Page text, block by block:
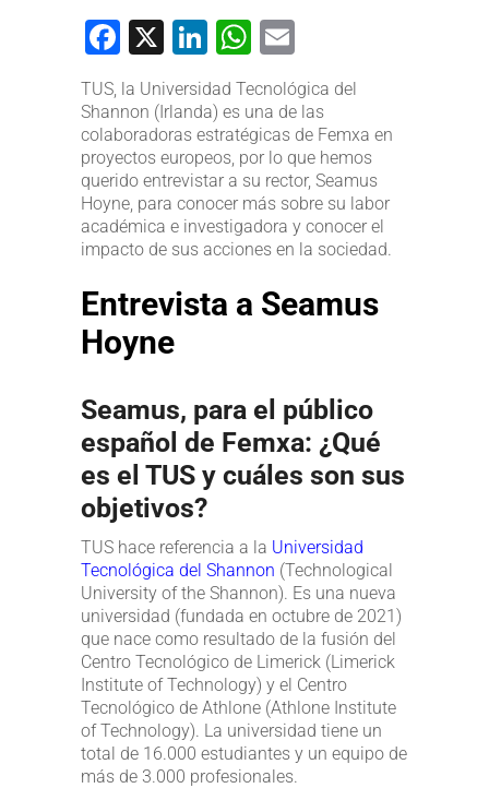
Facebook
X LinkedIn
WhatsApp
TUS, la Universidad Tecnológica del
Shannon (Irlanda) es una de las
colaboradoras estratégicas de Femxa en
proyectos europeos, por lo que hemos
querido entrevistar a su rector, Seamus
Hoyne, para conocer más sobre su labor
académica e investigadora y conocer el
impacto de sus acciones en la sociedad.
Entrevista a Seamus
Hoyne
Seamus, para el público
español de Femxa: ¿Qué
es el TUS y cuáles son sus
objetivos?
TUS hace referencia a la Universidad
Tecnológica del Shannon (Technological
University of the Shannon). Es una nueva
universidad (fundada en octubre de 2021)
que nace como resultado de la fusión del
Centro Tecnológico de Limerick (Limerick
Institute of Technology) y el Centro
Tecnológico de Athlone (Athlone Institute
of Technology). La universidad tiene un
total de 16.000 estudiantes y un equipo de
más de 3.000 profesionales.